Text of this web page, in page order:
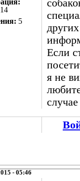
5
Если
я не
- 05:46